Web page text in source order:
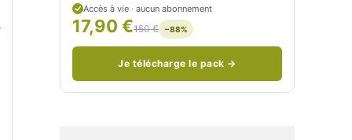
n
/
o
n
c
o
Accès à vie · aucun abonnement
17,90 €150 € −88%
Je télécharge le pack →